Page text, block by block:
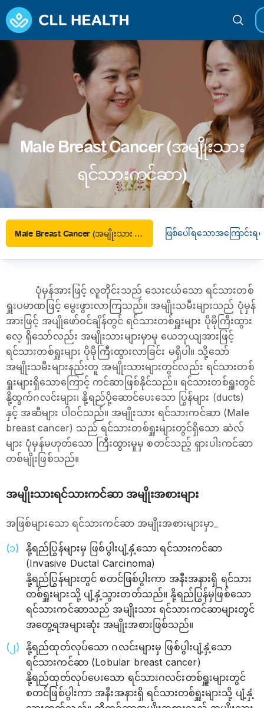
Male Breast Cancer (အမျိုးသား
ရင်သားကင်ဆာ)
Male Breast Cancer (အမျိုးသား ရင်သားကင်ဆာ) ဖြစ်ပေါ်ရသောအကြောင်းရင်း
ပုံမှန်အားဖြင့် လူတိုင်းသည် သေးငယ်သော ရင်သားတစ်
ရှူးပမာဏဖြင့် မွေးဖွားလာကြသည်။ အမျိုးသမီးများသည် ပုံမှန်
အားဖြင့် အပျိုဖော်ဝင်ချိန်တွင် ရင်သားတစ်ရှူးများ ပိုမိုကြီးထွား
လေ့ ရှိသော်လည်း အမျိုးသားများမှာမူ ယေဘုယျအားဖြင့်
ရင်သားတစ်ရှူးများ ပိုမိုကြီးထွားလာခြင်း မရှိပါ။ သို့သော်
အမျိုးသမီးများနည်းတူ အမျိုးသားများတွင်လည်း ရင်သားတစ်
ရှူးများရှိသောကြောင့် ကင်ဆာဖြစ်နိုင်သည်။ ရင်သားတစ်ရှူးတွင်
နို့ထွက်ဂလင်းများ၊ နို့ရည်ပို့ဆောင်ပေးသော ပြွန်များ (ducts)
နှင့် အဆီများ ပါဝင်သည်။ အမျိုးသား ရင်သားကင်ဆာ (Male
breast cancer) သည် ရင်သားတစ်ရှူးများတွင်ရှိသော ဆဲလ်
များ ပုံမှန်မဟုတ်သော ကြီးထွားမှုမှ စတင်သည့် ရှားပါးကင်ဆာ
တစ်မျိုးဖြစ်သည်။
အမျိုးသားရင်သားကင်ဆာ အမျိုးအစားများ
အဖြစ်များသော ရင်သားကင်ဆာ အမျိုးအစားများမှာ_
နို့ရည်ပြွန်များမှ ဖြစ်ပွါးပျံ့နှံ့သော ရင်သားကင်ဆာ
(Invasive Ductal Carcinoma)
နို့ရည်ပြွန်များတွင် စတင်ဖြစ်ပွါးကာ အနီးအနားရှိ ရင်သား
တစ်ရှူးများသို့ ပျံ့နှံ့သွားတတ်သည်။ နို့ရည်ပြွန်မှဖြစ်သော
ရင်သားကင်ဆာသည် အမျိုးသား ရင်သားကင်ဆာများတွင်
အတွေ့ရအများဆုံး အမျိုးအစားဖြစ်သည်။
နို့ရည်ထုတ်လုပ်သော ဂလင်းများမှ ဖြစ်ပွါးပျံ့နှံ့သော
ရင်သားကင်ဆာ (Lobular breast cancer)
နို့ရည်ထုတ်လုပ်ပေးသော ရင်သားဂလင်းတစ်ရှူးများတွင်
စတင်ဖြစ်ပွါးကာ အနီးအနားရှိ ရင်သားတစ်ရှူးများသို့ ပျံ့နှံ့